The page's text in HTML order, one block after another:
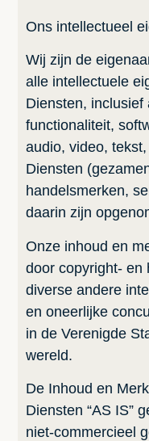
Ons intellectueel
Wij zijn de
alle intellectuele
Diensten, inclusief
functionaliteit,
audio, video,
Diensten
handelsmerken,
daarin zijn
Onze inhoud en
door copyright- en
diverse andere
en oneerlijke
in de Verenigde
wereld.
De Inhoud en
Diensten “AS IS”
niet-commercieel